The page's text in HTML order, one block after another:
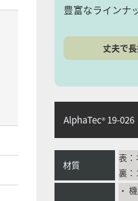
豊富なラインナ
丈夫で
AlphaTec® 19-026
材質
表：
裏：
・